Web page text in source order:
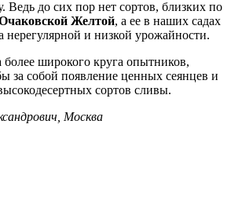
Ведь до сих пор нет сортов, близких по
Желтой, а ее в наших садах
нерегулярной и низкой урожайности.
более широкого круга опытников,
за собой появление ценных сеянцев и
сортов сливы.
Москва